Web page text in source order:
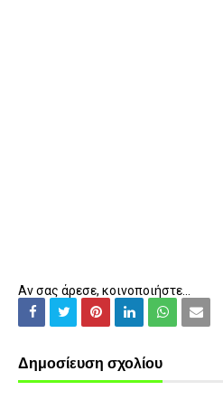
Αν σας άρεσε, κοινοποιήστε...
Δημοσίευση σχολίου